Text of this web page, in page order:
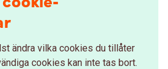
ändra vilka cookies du tillåter
cookies kan inte tas bort.